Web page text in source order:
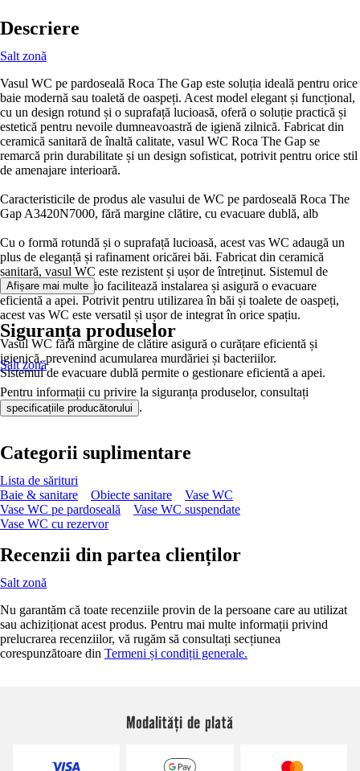
Descriere
Salt zonă
Vasul WC pe pardoseală Roca The Gap este soluția ideală pentru orice
baie modernă sau toaletă de oaspeți. Acest model elegant și funcțional,
cu un design rotund și o suprafață lucioasă, oferă o soluție practică și
estetică pentru nevoile dumneavoastră de igienă zilnică. Fabricat din
ceramică sanitară de înaltă calitate, vasul WC Roca The Gap se
remarcă prin durabilitate și un design sofisticat, potrivit pentru orice stil
de amenajare interioară.
Caracteristicile de produs ale vasului de WC pe pardoseală Roca The
Gap A3420N7000, fără margine clătire, cu evacuare dublă, alb
Cu o formă rotundă și o suprafață lucioasă, acest vas WC adaugă un
plus de eleganță și rafinament oricărei băi. Fabricat din ceramică
sanitară, vasul WC este rezistent și ușor de întreținut. Sistemul de
scurgere Sifon Vario facilitează instalarea și asigură o evacuare
eficientă a apei. Potrivit pentru utilizarea în băi și toalete de oaspeți,
acest vas WC este versatil și ușor de integrat în orice spațiu.
Vasul WC fără margine de clătire asigură o curățare eficientă și
igienică, prevenind acumularea murdăriei și bacteriilor.
Sistemul de evacuare dublă permite o gestionare eficientă a apei.
Afișare mai multe
Siguranța produselor
Salt zonă
Pentru informații cu privire la siguranța produselor, consultați
specificațiile producătorului .
Categorii suplimentare
Lista de sărituri
Baie & sanitare
Obiecte sanitare
Vase WC
Vase WC pe pardoseală
Vase WC suspendate
Vase WC cu rezervor
Recenzii din partea clienților
Salt zonă
Nu garantăm că toate recenziile provin de la persoane care au utilizat
sau achiziționat acest produs. Pentru mai multe informații privind
prelucrarea recenziilor, vă rugăm să consultați secțiunea
corespunzătoare din Termeni și condiții generale.
Modalități de plată